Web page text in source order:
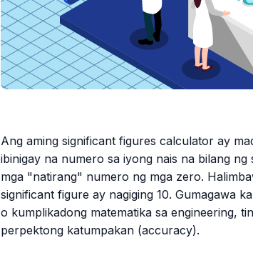
Ang aming significant figures calculator ay
ibinigay na numero sa iyong nais na bilang ng
mga "natirang" numero ng mga zero.
significant figure ay nagiging 10. Gumagawa
o kumplikadong matematika sa engineering,
perpektong katumpakan (accuracy).